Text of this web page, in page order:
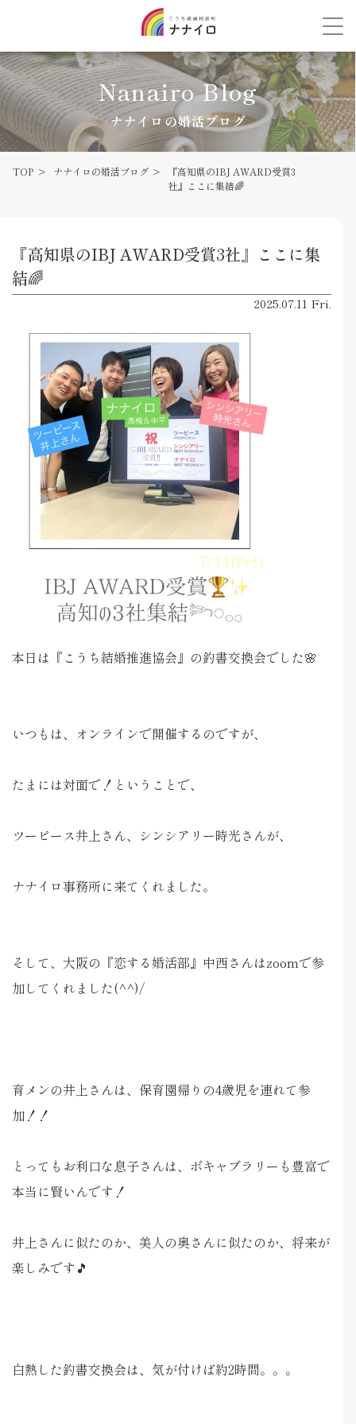
Nanairo Blog
ナナイロの婚活ブログ
TOP ナナイロの婚活ブログ
『高知県のIBJ AWARD受賞3
社』ここに集結🌈
『高知県のIBJ AWARD受賞3社』ここに集
結🌈
2025.07.11 Fri.
本日は『こうち結婚推進協会』の釣書交換会でした🌸
いつもは、オンラインで開催するのですが、
たまには対面で！ということで、
ツーピース井上さん、シンシアリー時光さんが、
ナナイロ事務所に来てくれました。
そして、大阪の『恋する婚活部』中西さんはzoomで参
加してくれました(^^)/
育メンの井上さんは、保育園帰りの4歳児を連れて参
加！！
とってもお利口な息子さんは、ボキャブラリーも豊富で
本当に賢いんです！
井上さんに似たのか、美人の奥さんに似たのか、将来が
楽しみです🎵
白熱した釣書交換会は、気が付けば約2時間。。。